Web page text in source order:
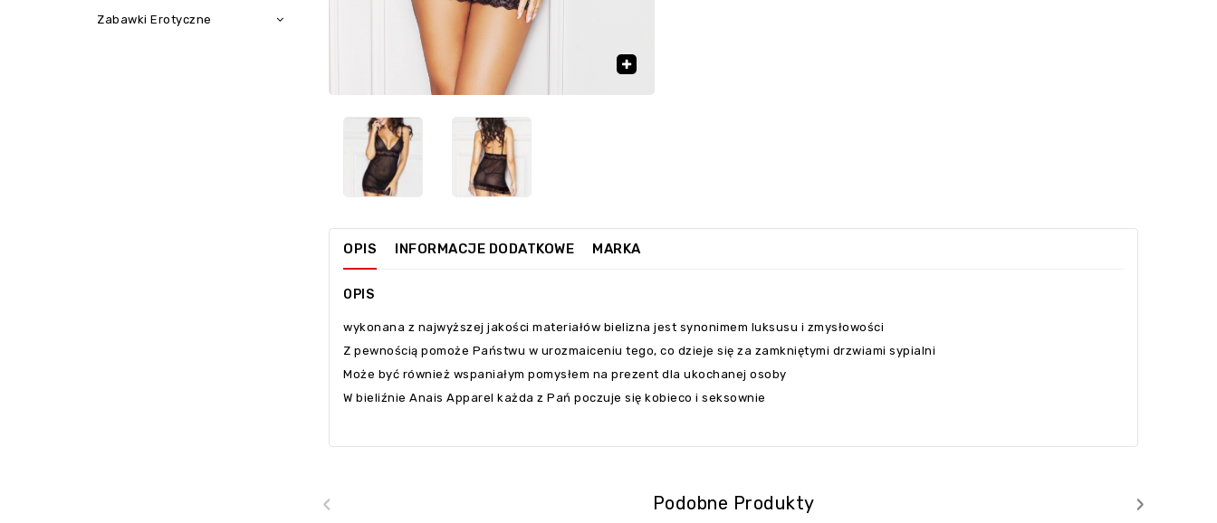
Zabawki Erotyczne
OPIS INFORMACJE DODATKOWE MARKA
OPIS
wykonana z najwyższej jakości materiałów bielizna jest synonimem luksusu i zmysłowości
Z pewnością pomoże Państwu w urozmaiceniu tego, co dzieje się za zamkniętymi drzwiami sypialni
Może być również wspaniałym pomysłem na prezent dla ukochanej osoby
W bieliźnie Anais Apparel każda z Pań poczuje się kobieco i seksownie
Podobne Produkty
‹ ›